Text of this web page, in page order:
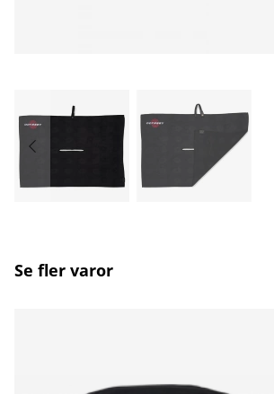
Se fler varor